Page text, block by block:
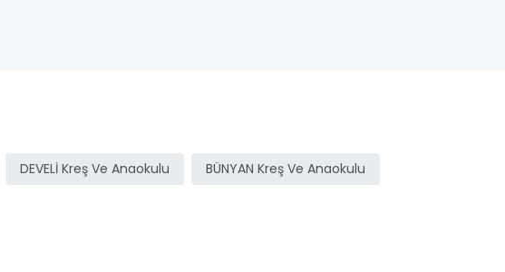
DEVELİ Kreş Ve Anaokulu BÜNYAN Kreş Ve Anaokulu